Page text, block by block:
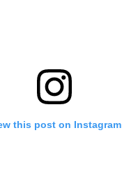
this post on Instagram